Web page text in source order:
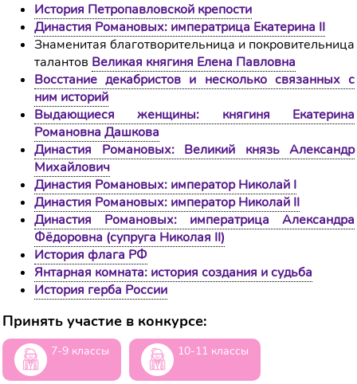
История Петропавловской крепости
Династия Романовых: императрица Екатерина II
Знаменитая благотворительница и покровительница
талантов Великая княгиня Елена Павловна
Восстание декабристов и несколько связанных с
ним историй
Выдающиеся женщины: княгиня Екатерина
Романовна Дашкова
Династия Романовых: Великий князь Александр
Михайлович
Династия Романовых: император Николай I
Династия Романовых: император Николай II
Династия Романовых: императрица Александра
Фёдоровна (супруга Николая II)
История флага РФ
Янтарная комната: история создания и судьба
История герба России
Принять участие в конкурсе:
7-9 классы 10-11 классы